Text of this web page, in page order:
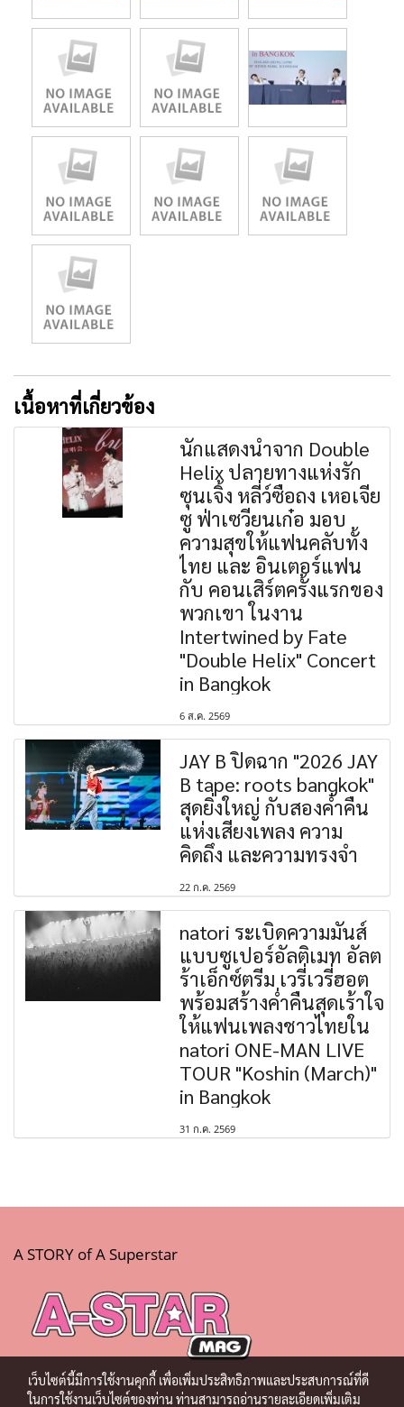
เนื้อหาที่เกี่ยวข้อง
นักแสดงนำจาก Double
Helix ปลายทางแห่งรัก
ซุนเจิ้ง หลี่ว์ซือถง เหอเจีย
ซู ฟ่าเซวียนเก๋อ มอบ
ความสุขให้แฟนคลับทั้ง
ไทย และ อินเตอร์แฟน
กับ คอนเสิร์ตครั้งแรกของ
พวกเขา ในงาน
Intertwined by Fate
"Double Helix" Concert
in Bangkok
6 ส.ค. 2569
JAY B ปิดฉาก "2026 JAY
B tape: roots bangkok"
สุดยิ่งใหญ่ กับสองค่ำคืน
แห่งเสียงเพลง ความ
คิดถึง และความทรงจำ
22 ก.ค. 2569
natori ระเบิดความมันส์
แบบซูเปอร์อัลติเมท อัลต
ร้าเอ็กซ์ตรีม เวรี่เวรี่ฮอต
พร้อมสร้างค่ำคืนสุดเร้าใจ
ให้แฟนเพลงชาวไทยใน
natori ONE-MAN LIVE
TOUR "Koshin (March)"
in Bangkok
31 ก.ค. 2569
A STORY of A Superstar
เว็บไซต์นี้มีการใช้งานคุกกี้ เพื่อเพิ่มประสิทธิภาพและประสบการณ์ที่ดี
ในการใช้งานเว็บไซต์ของท่าน ท่านสามารถอ่านรายละเอียดเพิ่มเติม